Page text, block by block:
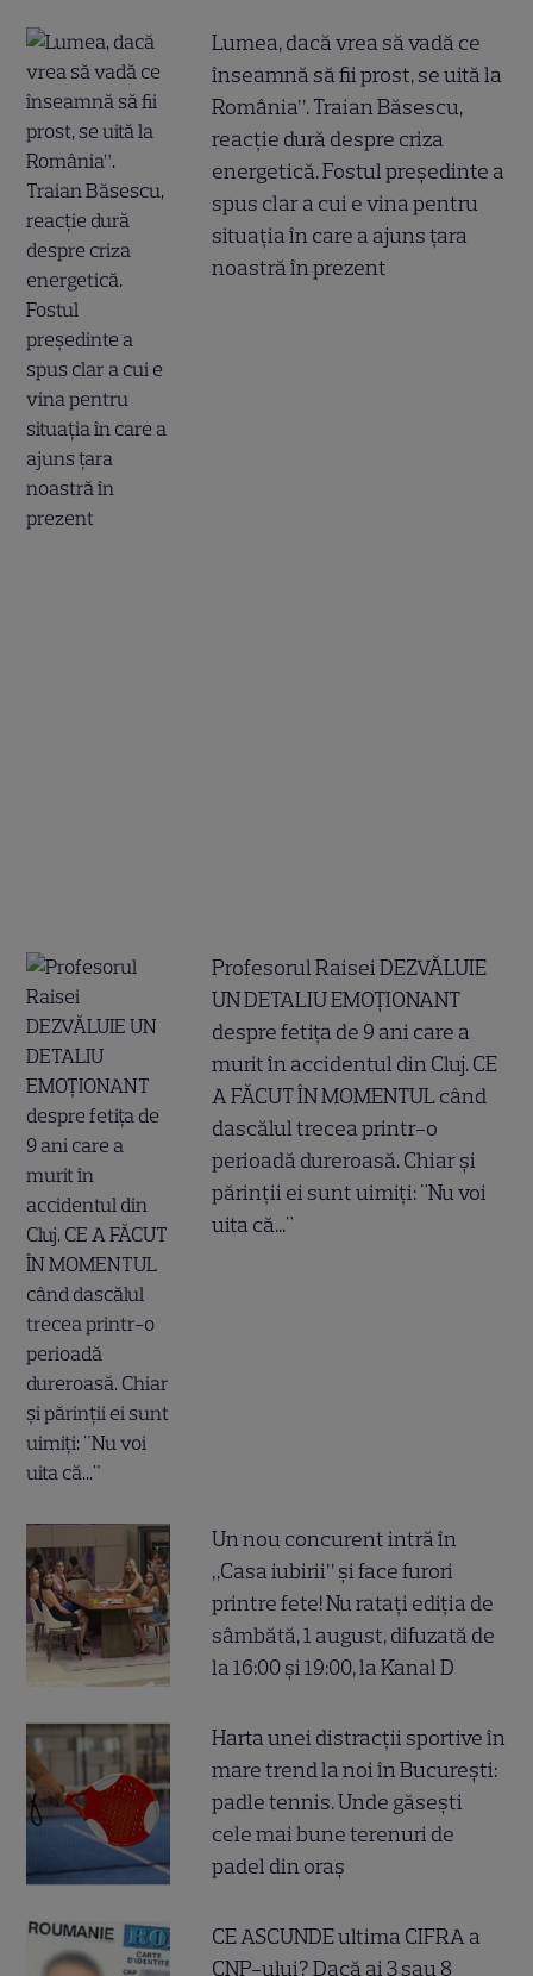
Lumea, dacă vrea să vadă ce
înseamnă să fii prost, se uită la
România”. Traian Băsescu,
reacție dură despre criza
energetică. Fostul președinte a
spus clar a cui e vina pentru
situația în care a ajuns țara
noastră în prezent
Profesorul Raisei DEZVĂLUIE
UN DETALIU EMOȚIONANT
despre fetița de 9 ani care a
murit în accidentul din Cluj. CE
A FĂCUT ÎN MOMENTUL când
dascălul trecea printr-o
perioadă dureroasă. Chiar și
părinții ei sunt uimiți: "Nu voi
uita că..."
Un nou concurent intră în
„Casa iubirii” și face furori
printre fete! Nu ratați ediția de
sâmbătă, 1 august, difuzată de
la 16:00 și 19:00, la Kanal D
Harta unei distracții sportive în
mare trend la noi în București:
padle tennis. Unde găsești
cele mai bune terenuri de
padel din oraș
CE ASCUNDE ultima CIFRA a
CNP-ului? Dacă ai 3 sau 8